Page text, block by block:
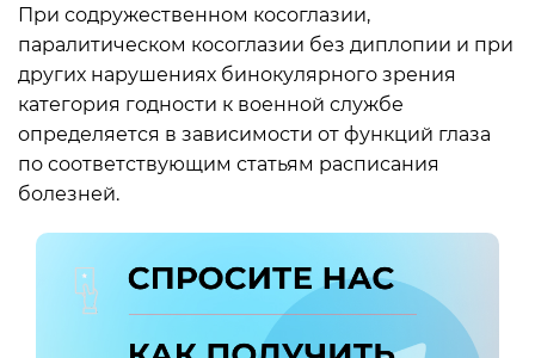
При содружественном косоглазии,
паралитическом косоглазии без диплопии и при
других нарушениях бинокулярного зрения
категория годности к военной службе
определяется в зависимости от функций глаза
по соответствующим статьям расписания
болезней.